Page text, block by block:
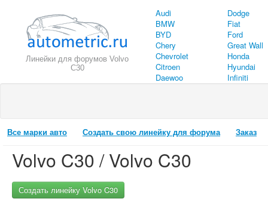
Линейки для форумов Volvo
C30
Audi
BMW
BYD
Chery
Chevrolet
Citroen
Daewoo
Dodge
Fiat
Ford
Great Wall
Honda
Hyundai
Infiniti
Все марки авто Создать свою линейку для форума Заказ
Volvo C30 / Volvo C30
Создать линейку Volvo C30